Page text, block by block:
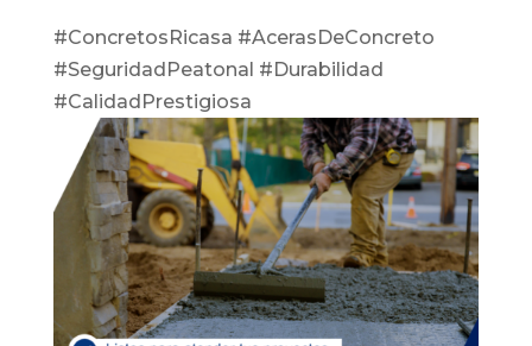
#ConcretosRicasa #AcerasDeConcreto
#SeguridadPeatonal #Durabilidad
#CalidadPrestigiosa